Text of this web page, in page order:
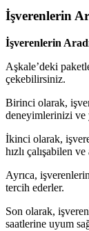
İşverenlerin
İşverenlerin
Aşkale’deki
çekebilirsiniz.
Birinci olarak,
deneyimlerinizi ve
İkinci olarak,
hızlı çalışabilen
Ayrıca,
tercih ederler.
Son olarak,
saatlerine uyum